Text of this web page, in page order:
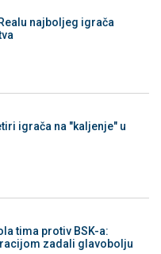
najboljeg igrača
igrača na "kaljenje" u
tima protiv BSK-a:
zadali glavobolju